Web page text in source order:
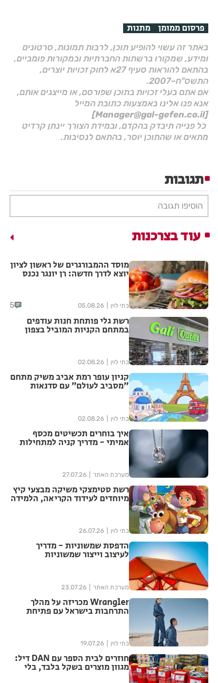
פרסום ממומן מתנות
באתר זה עשוי להופיע תוכן, לרבות תמונות, סרטונים
ומידע, שמקורו ברשתות החברתיות ובמקורות פומביים,
בהתאם להוראות סעיף 27א לחוק זכויות יוצרים,
התשס"ח–2007.
אם אתם בעלי זכויות בתוכן שפורסם, או מייצגים אותם,
אנא פנו אלינו באמצעות כתובת המייל
[Manager@gal-gefen.co.il]
כל פנייה תיבדק בהקדם, ובמידת הצורך יינתן קרדיט
מתאים או שהתוכן יוסר, בהתאם לנסיבות.
תגובות
הוסיפו תגובה
עוד בצרכנות
מוסד ההמבורגרים של ראשון לציון
יוצא לדרך חדשה: רן יונגר נכנס
בתי לוין 05.08.26
5
רשת גלי פותחת חנות עודפים
במתחם הקניות המוביל בצפון
בתי לוין 02.08.26
קניון עופר רמת אביב משיק מתחם
"מסביב לעולם” עם סדנאות
בתי לוין 02.08.26
איך בוחרים תכשיטים מכסף
אמיתי - מדריך קניה למתחילות
מערכת האתר 27.07.26
רשת סטימצקי משיקה מבצעי קיץ
מיוחדים לעידוד הקריאה, הלמידה
והבילוי המשפחתי בחופש הגדול
בתי לוין 26.07.26
הדפסת שמשוניות - מדריך
לעיצוב וייצור שמשוניות
מערכת האתר 23.07.26
Wrangler מכריזה על מהלך
התרחבות בישראל עם פתיחת
לקונספט החנויות הבינלאומי של
המותג
בתי לוין 19.07.26
חוזרים לבית הספר עם DAN דיל:
מגוון מוצרים בשקל בלבד, בלי
התניות ובלי אותיות קטנות